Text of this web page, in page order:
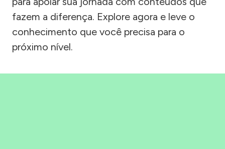
fazem a diferença. Explore agora e leve o
conhecimento que você precisa para o
próximo nível.